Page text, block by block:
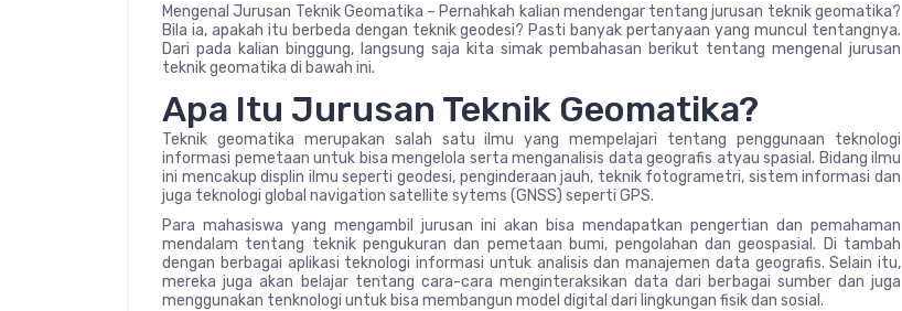
Mengenal Jurusan Teknik Geomatika – Pernahkah kalian mendengar tentang jurusan teknik geomatika?
Bila ia, apakah itu berbeda dengan teknik geodesi? Pasti banyak pertanyaan yang muncul tentangnya.
Dari pada kalian binggung, langsung saja kita simak pembahasan berikut tentang mengenal jurusan
teknik geomatika di bawah ini.
Apa Itu Jurusan Teknik Geomatika?
Teknik geomatika merupakan salah satu ilmu yang mempelajari tentang penggunaan teknologi
informasi pemetaan untuk bisa mengelola serta menganalisis data geografis atyau spasial. Bidang ilmu
ini mencakup displin ilmu seperti geodesi, penginderaan jauh, teknik fotogrametri, sistem informasi dan
juga teknologi global navigation satellite sytems (GNSS) seperti GPS.
Para mahasiswa yang mengambil jurusan ini akan bisa mendapatkan pengertian dan pemahaman
mendalam tentang teknik pengukuran dan pemetaan bumi, pengolahan dan geospasial. Di tambah
dengan berbagai aplikasi teknologi informasi untuk analisis dan manajemen data geografis. Selain itu,
mereka juga akan belajar tentang cara-cara menginteraksikan data dari berbagai sumber dan juga
menggunakan tenknologi untuk bisa membangun model digital dari lingkungan fisik dan sosial.